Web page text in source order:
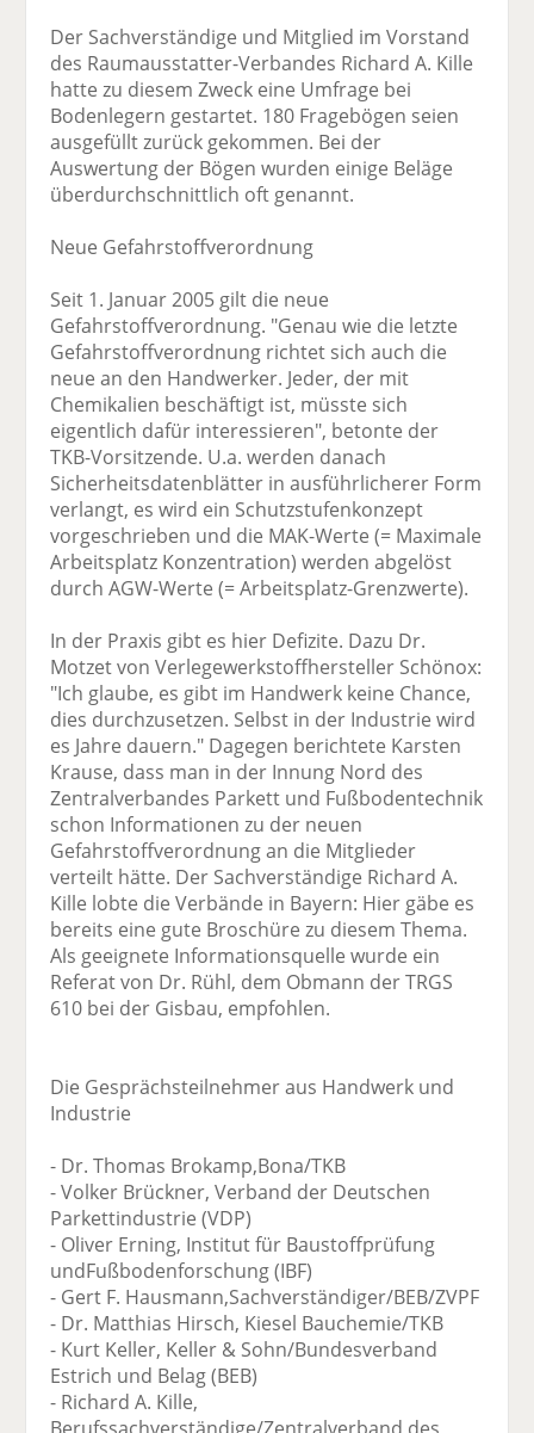
Der Sachverständige und Mitglied im Vorstand
des Raumausstatter-Verbandes Richard A. Kille
hatte zu diesem Zweck eine Umfrage bei
Bodenlegern gestartet. 180 Fragebögen seien
ausgefüllt zurück gekommen. Bei der
Auswertung der Bögen wurden einige Beläge
überdurchschnittlich oft genannt.
Neue Gefahrstoffverordnung
Seit 1. Januar 2005 gilt die neue
Gefahrstoffverordnung. "Genau wie die letzte
Gefahrstoffverordnung richtet sich auch die
neue an den Handwerker. Jeder, der mit
Chemikalien beschäftigt ist, müsste sich
eigentlich dafür interessieren", betonte der
TKB-Vorsitzende. U.a. werden danach
Sicherheitsdatenblätter in ausführlicherer Form
verlangt, es wird ein Schutzstufenkonzept
vorgeschrieben und die MAK-Werte (= Maximale
Arbeitsplatz Konzentration) werden abgelöst
durch AGW-Werte (= Arbeitsplatz-Grenzwerte).
In der Praxis gibt es hier Defizite. Dazu Dr.
Motzet von Verlegewerkstoffhersteller Schönox:
"Ich glaube, es gibt im Handwerk keine Chance,
dies durchzusetzen. Selbst in der Industrie wird
es Jahre dauern." Dagegen berichtete Karsten
Krause, dass man in der Innung Nord des
Zentralverbandes Parkett und Fußbodentechnik
schon Informationen zu der neuen
Gefahrstoffverordnung an die Mitglieder
verteilt hätte. Der Sachverständige Richard A.
Kille lobte die Verbände in Bayern: Hier gäbe es
bereits eine gute Broschüre zu diesem Thema.
Als geeignete Informationsquelle wurde ein
Referat von Dr. Rühl, dem Obmann der TRGS
610 bei der Gisbau, empfohlen.
Die Gesprächsteilnehmer aus Handwerk und
Industrie
- Dr. Thomas Brokamp,Bona/TKB
- Volker Brückner, Verband der Deutschen
Parkettindustrie (VDP)
- Oliver Erning, Institut für Baustoffprüfung
undFußbodenforschung (IBF)
- Gert F. Hausmann,Sachverständiger/BEB/ZVPF
- Dr. Matthias Hirsch, Kiesel Bauchemie/TKB
- Kurt Keller, Keller & Sohn/Bundesverband
Estrich und Belag (BEB)
- Richard A. Kille,